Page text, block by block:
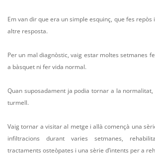
Em van dir que era un simple esquinç, que fes repòs
altre resposta.
Per un mal diagnòstic, vaig estar moltes setmanes
a bàsquet ni fer vida normal.
Quan suposadament ja podia tornar a la
turmell.
Vaig tornar a visitar al metge i allà començà una
infiltracions durant varies setmanes,
tractaments osteòpates i una sèrie d’intents per a